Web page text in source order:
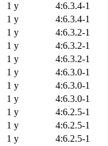
1 y
4:6.3.4-1
1 y
4:6.3.4-1
1 y
4:6.3.2-1
1 y
4:6.3.2-1
1 y
4:6.3.2-1
1 y
4:6.3.0-1
1 y
4:6.3.0-1
1 y
4:6.3.0-1
1 y
4:6.2.5-1
1 y
4:6.2.5-1
1 y
4:6.2.5-1